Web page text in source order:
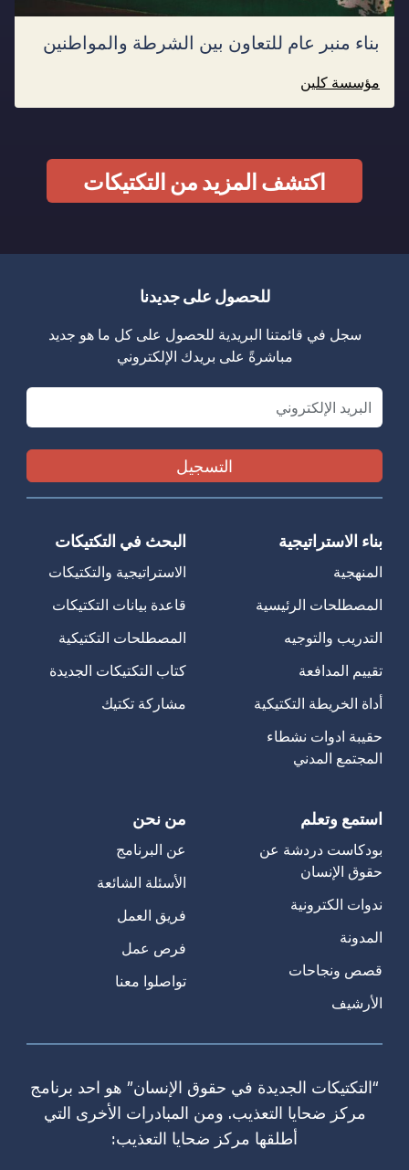
بناء منبر عام للتعاون بين الشرطة والمواطنين
مؤسسة كلين
اكتشف المزيد من التكتيكات
للحصول على جديدنا
سجل في قائمتنا البريدية للحصول على كل ما هو جديد
مباشرةً على بريدك الإلكتروني
Email
بناء الاستراتيجية
المنهجية
المصطلحات الرئيسية
التدريب والتوجيه
تقييم المدافعة
أداة الخريطة التكتيكية
حقيبة ادوات نشطاء
المجتمع المدني
البحث في التكتيكات
الاستراتيجية والتكتيكات
قاعدة بيانات التكتيكات
المصطلحات التكتيكية
كتاب التكتيكات الجديدة
مشاركة تكتيك
استمع وتعلم
بودكاست دردشة عن
حقوق الإنسان
ندوات الكترونية
المدونة
قصص ونجاحات
الأرشيف
من نحن
عن البرنامج
الأسئلة الشائعة
فريق العمل
فرص عمل
تواصلوا معنا
“التكتيكات الجديدة في حقوق الإنسان” هو احد برنامج
مركز ضحايا التعذيب. ومن المبادرات الأخرى التي
أطلقها مركز ضحايا التعذيب: